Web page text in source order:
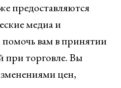
предоставляются
медиа и
вам в принятии
при торговле. Вы
цен,